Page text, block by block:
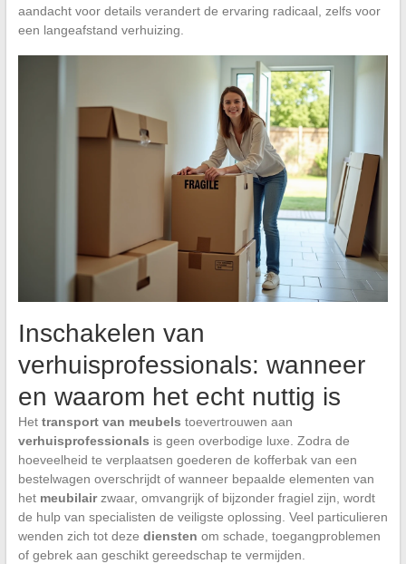
aandacht voor details verandert de ervaring radicaal, zelfs voor
een langeafstand verhuizing.
Inschakelen van
verhuisprofessionals: wanneer
en waarom het echt nuttig is
Het transport van meubels toevertrouwen aan
verhuisprofessionals is geen overbodige luxe. Zodra de
hoeveelheid te verplaatsen goederen de kofferbak van een
bestelwagen overschrijdt of wanneer bepaalde elementen van
het meubilairzwaar, omvangrijk of bijzonder fragiel zijn, wordt
de hulp van specialisten de veiligste oplossing. Veel particulieren
wenden zich tot deze diensten om schade, toegangproblemen
of gebrek aan geschikt gereedschap te vermijden.